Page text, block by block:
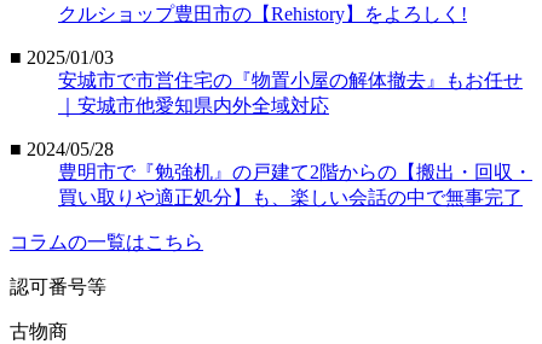
クルショップ豊田市の【Rehistory】をよろしく!
■ 2025/01/03
安城市で市営住宅の『物置小屋の解体撤去』もお任せ
｜安城市他愛知県内外全域対応
■ 2024/05/28
豊明市で『勉強机』の戸建て2階からの【搬出・回収・
買い取りや適正処分】も、楽しい会話の中で無事完了
コラムの一覧はこちら
認可番号等
古物商